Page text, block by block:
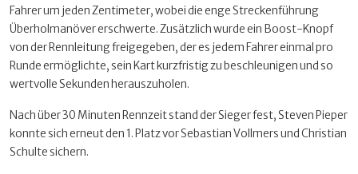
Fahrer um jeden Zentimeter, wobei die enge Streckenführung
Überholmanöver erschwerte. Zusätzlich wurde ein Boost-Knopf
von der Rennleitung freigegeben, der es jedem Fahrer einmal pro
Runde ermöglichte, sein Kart kurzfristig zu beschleunigen und so
wertvolle Sekunden herauszuholen.
Nach über 30 Minuten Rennzeit stand der Sieger fest, Steven Pieper
konnte sich erneut den 1. Platz vor Sebastian Vollmers und Christian
Schulte sichern.